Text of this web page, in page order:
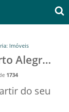
Imóveis
Categoria: Imóveis em Porto Alegre, RS
1734
do seu